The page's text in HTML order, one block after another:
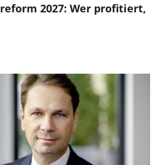
2027: Wer profitiert,